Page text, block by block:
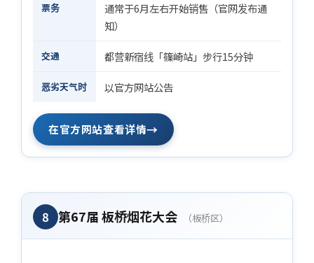
票务
通常于6月左右开始销售（官网发布通
知）
交通 都营新宿线「篠崎站」步行15分钟
恶劣天气时 以官方网站公告
在官方网站查看详情→
8 第67届 板桥烟花大会 （板桥区）